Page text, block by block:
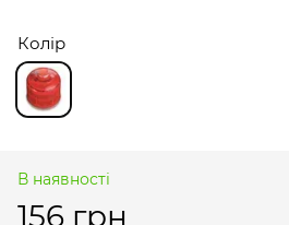
Колір
В наявності
156 грн